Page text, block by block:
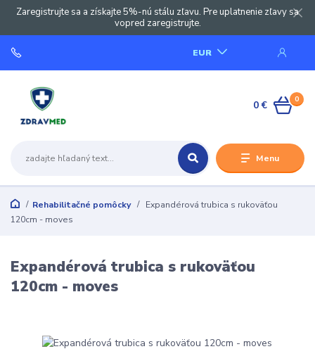
Zaregistrujte sa a získajte 5%-nú stálu zľavu. Pre uplatnenie zľavy sa
vopred zaregistrujte.
Menu
EUR
0
0 €
Rehabilitačné pomôcky
Expandérová trubica s rukoväťou
120cm - moves
Expandérová trubica s rukoväťou
120cm - moves